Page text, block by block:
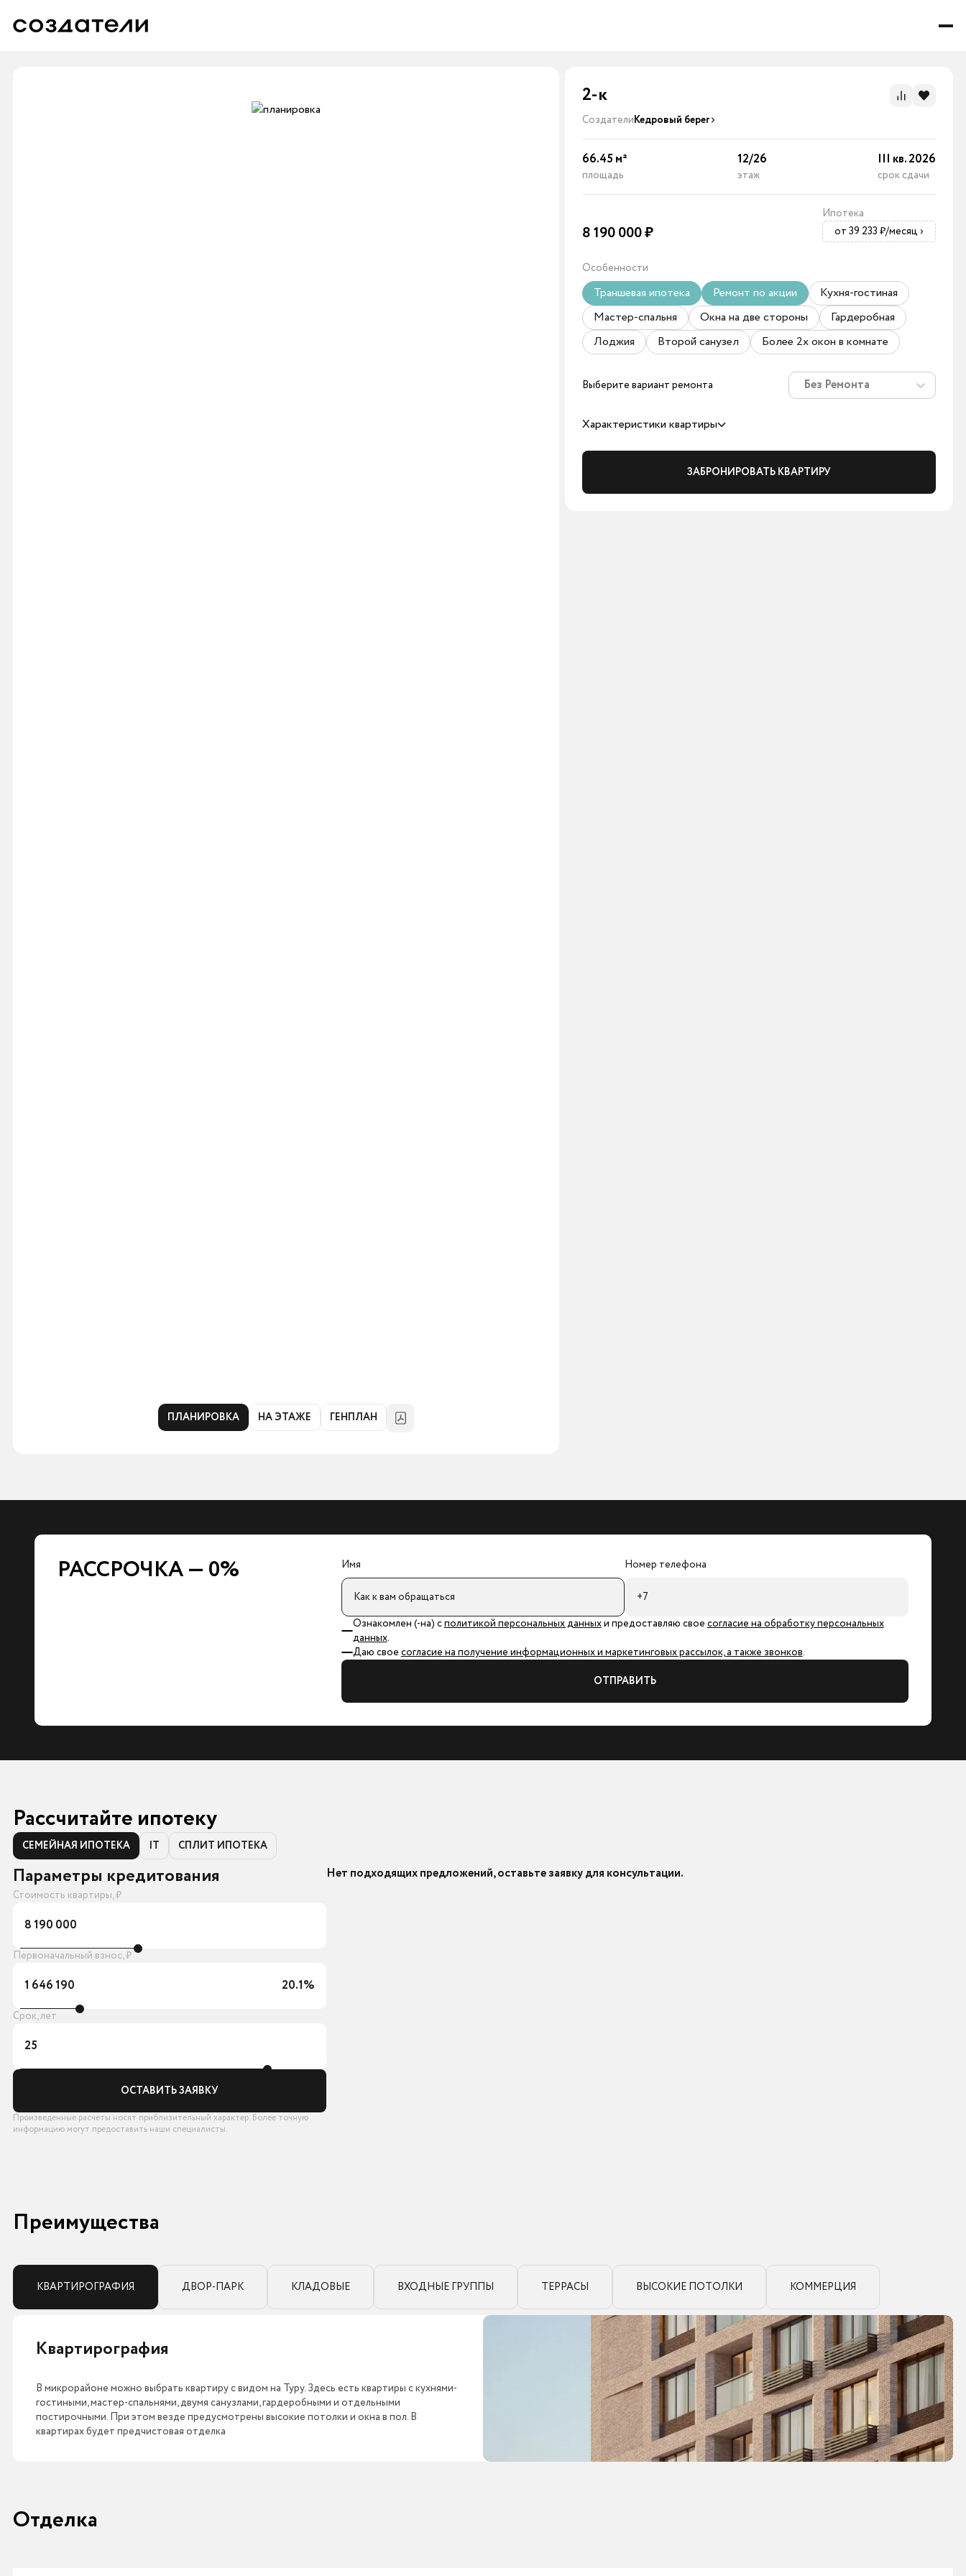
ПЛАНИРОВКА НА ЭТАЖЕ ГЕНПЛАН
2-к
СоздателиКедровый берег
66.45 м²
площадь
12/26
этаж
III кв. 2026
срок сдачи
8 190 000₽
Ипотека
от 39 233 ₽/месяц ›
Особенности
Траншевая ипотека Ремонт по акции
Кухня-гостиная
Мастер-спальня
Окна на две стороны
Гардеробная
Лоджия
Второй санузел Более 2х окон в комнате
Выберите вариант ремонта Без Ремонта
Характеристики квартиры
ЗАБРОНИРОВАТЬ КВАРТИРУ
РАССРОЧКА — 0% Имя Номер телефона
Ознакомлен (-на) сполитикой персональных данныхи предоставляю своесогласие на обработку персональных
данных.
Даю своесогласие на получение информационных и маркетинговых рассылок, а также звонков.
ОТПРАВИТЬ
Рассчитайте ипотеку
СЕМЕЙНАЯ ИПОТЕКА IT СПЛИТ ИПОТЕКА
Параметры кредитования
Стоимость квартиры, ₽
8 190 000
Первоначальный взнос, ₽
1 646 190 20.1%
Срок, лет
25
ОСТАВИТЬ ЗАЯВКУ
Произведенные расчеты носят приблизительный характер. Более точную
информацию могут предоставить наши специалисты.
Нет подходящих предложений, оставьте заявку для консультации.
Преимущества
КВАРТИРОГРАФИЯ ДВОР-ПАРК КЛАДОВЫЕ ВХОДНЫЕ ГРУППЫ ТЕРРАСЫ ВЫСОКИЕ ПОТОЛКИ КОММЕРЦИЯ
Квартирография
В микрорайоне можно выбрать квартиру с видом на Туру. Здесь есть квартиры с кухнями-
гостиными, мастер-спальнями, двумя санузлами, гардеробными и отдельными
постирочными. При этом везде предусмотрены высокие потолки и окна в пол. В
квартирах будет предчистовая отделка
Отделка